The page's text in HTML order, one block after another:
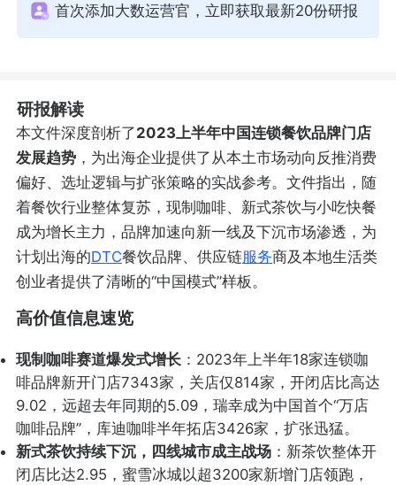
首次添加大数运营官，立即获取最新20份研报
研报解读
本文件深度剖析了2023上半年中国连锁餐饮品牌门店
发展趋势，为出海企业提供了从本土市场动向反推消费
偏好、选址逻辑与扩张策略的实战参考。文件指出，随
着餐饮行业整体复苏，现制咖啡、新式茶饮与小吃快餐
成为增长主力，品牌加速向新一线及下沉市场渗透，为
计划出海的DTC餐饮品牌、供应链服务商及本地生活类
创业者提供了清晰的“中国模式”样板。
高价值信息速览
现制咖啡赛道爆发式增长：2023年上半年18家连锁咖
啡品牌新开门店7343家，关店仅814家，开闭店比高达
9.02，远超去年同期的5.09，瑞幸成为中国首个“万店
咖啡品牌”，库迪咖啡半年拓店3426家，扩张迅猛。
新式茶饮持续下沉，四线城市成主战场：新茶饮整体开
闭店比达2.95，蜜雪冰城以超3200家新增门店领跑，